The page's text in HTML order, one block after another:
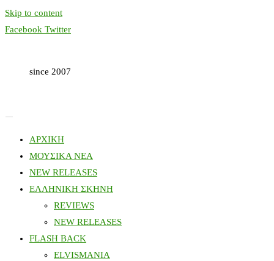
Skip to content
Facebook Twitter
since 2007
ΑΡΧΙΚΗ
ΜΟΥΣΙΚΑ ΝΕΑ
NEW RELEASES
ΕΛΛΗΝΙΚΗ ΣΚΗΝΗ
REVIEWS
NEW RELEASES
FLASH BACK
ELVISMANIA